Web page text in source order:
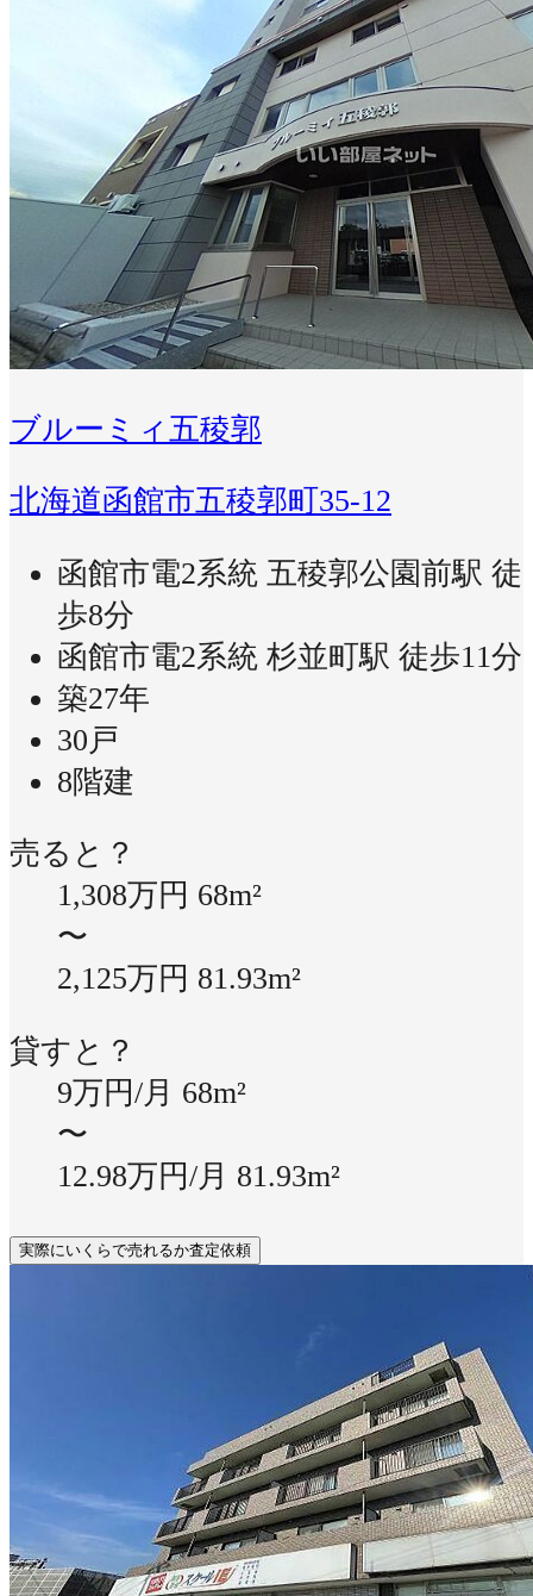
ブルーミィ五稜郭
北海道函館市五稜郭町35-12
函館市電2系統 五稜郭公園前駅 徒
歩8分
函館市電2系統 杉並町駅 徒歩11分
築27年
30戸
8階建
売ると？
1,308万円 68m²
〜
2,125万円 81.93m²
貸すと？
9万円/月 68m²
〜
12.98万円/月 81.93m²
実際にいくらで売れるか査定依頼